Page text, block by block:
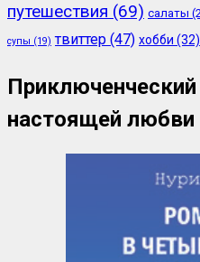
путешествия (69) салаты
супы (19) твиттер (47) хобби (32)
настоящей любви